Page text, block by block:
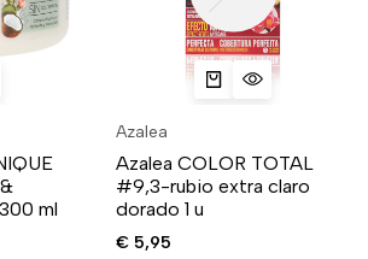
ml
Azalea
Azalea COLOR TOTAL
#9,3-rubio extra claro
dorado 1 u
€ 5,95